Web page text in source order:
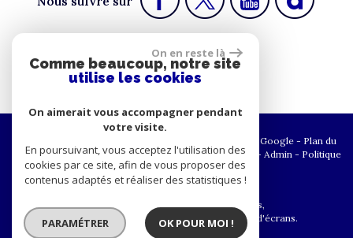
Espace propriétaire
© 2026 | Tous droits réservés | Traduction powered by Google - Plan du
site- Mentions légales-Nos honoraires-Partenaires - Admin - Politique
RGPD
Site internet compatible multi-supports,
un seul site adaptable à tous les types d'écrans.
On en reste là
Comme beaucoup, notre site
utilise les cookies
On aimerait vous accompagner pendant
votre visite.
En poursuivant, vous acceptez l'utilisation des
cookies par ce site, afin de vous proposer des
contenus adaptés et réaliser des statistiques !
PARAMÉTRER OK POUR MOI !